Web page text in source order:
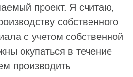
проект. Я считаю,
собственного
с учетом собственной
окупаться в течение
производить